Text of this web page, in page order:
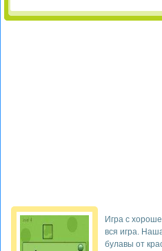
Игра с
вся игра.
булавы от